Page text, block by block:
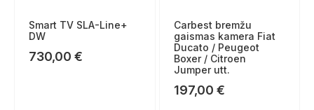
Smart TV SLA-Line+
DW
730,00 €
Carbest bremžu
gaismas kamera Fiat
Ducato / Peugeot
Boxer / Citroen
Jumper utt.
197,00 €